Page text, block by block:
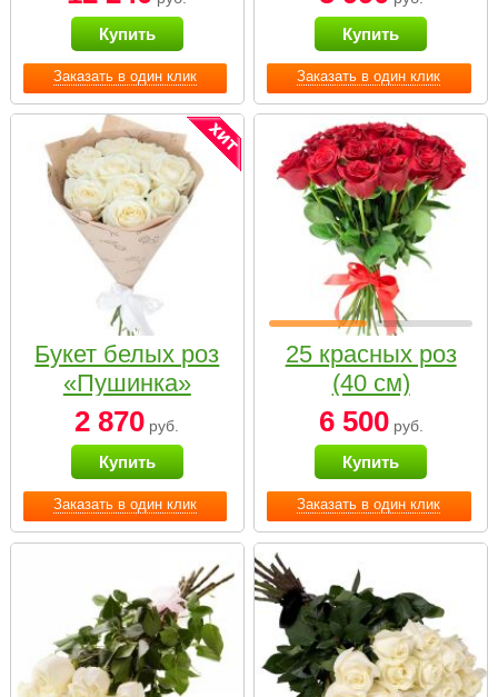
Заказать в один клик
Купить
Заказать в один клик
Купить
Заказать в один клик
Букет белых роз
«Пушинка»
2 870 руб.
Купить
Заказать в один клик
25 красных роз
(40 см)
6 500руб.
Купить